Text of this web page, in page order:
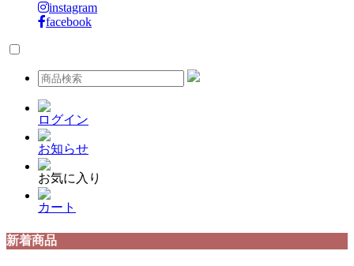
instagram
facebook
ログイン
お知らせ
お気に入り
カート
新着商品